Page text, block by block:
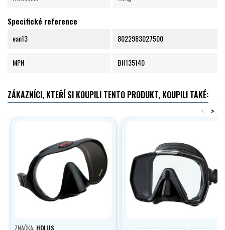
Specifické reference
ean13 8022983027500
MPN BH135140
ZÁKAZNÍCI, KTEŘÍ SI KOUPILI TENTO PRODUKT, KOUPILI TAKÉ:
>
<
ZNAČKA: HOLLIS